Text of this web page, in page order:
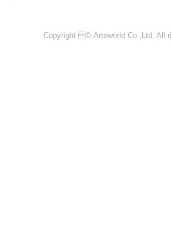
Copyright © Arteworld Co.,Ltd, All